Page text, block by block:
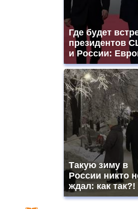
Где будет
президентов
и России:
Такую зиму в
России никто
ждал: как так?!